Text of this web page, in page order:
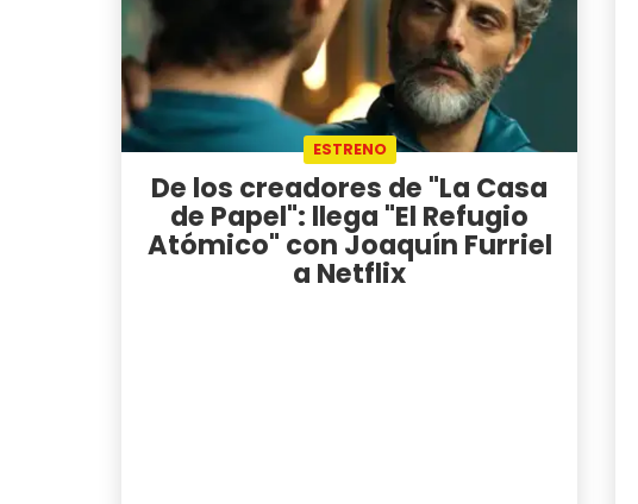
ESTRENO
De los creadores de "La Casa
de Papel": llega "El Refugio
Atómico" con Joaquín Furriel
a Netflix